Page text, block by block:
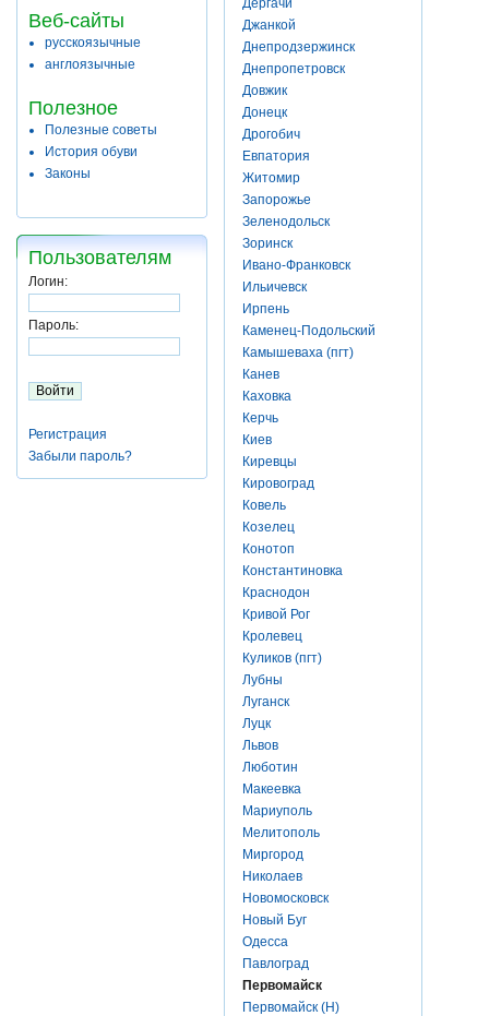
Веб-сайты
русскоязычные
англоязычные
Полезное
Полезные советы
История обуви
Законы
Пользователям
Логин:
Пароль:
Регистрация
Забыли пароль?
Дергачи
Джанкой
Днепродзержинск
Днепропетровск
Довжик
Донецк
Дрогобич
Евпатория
Житомир
Запорожье
Зеленодольск
Зоринск
Ивано-Франковск
Ильичевск
Ирпень
Каменец-Подольский
Камышеваха (пгт)
Канев
Каховка
Керчь
Киев
Киревцы
Кировоград
Ковель
Козелец
Конотоп
Константиновка
Краснодон
Кривой Рог
Кролевец
Куликов (пгт)
Лубны
Луганск
Луцк
Львов
Люботин
Макеевка
Мариуполь
Мелитополь
Миргород
Николаев
Новомосковск
Новый Буг
Одесса
Павлоград
Первомайск
Первомайск (Н)